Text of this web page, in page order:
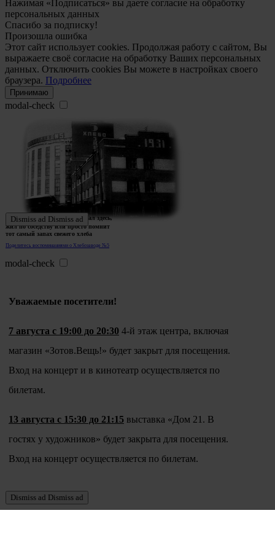
Нажимая «Подписаться» вы даете согласие на обработку
персональных данных
Спасибо за подписку!
Произошла ошибка
Этот сайт использует cookies. Продолжая работу с сайтом, Вы
выражаете своё согласие на обработку Ваших персональных
данных. Отключить cookies Вы можете в настройках своего
браузера. Подробнее
Принимаю
modal-check
Поделитесь воспоминаниями о Хлебозаводе №5
Ждем истории тех, кто работал здесь,
жил по соседству или просто помнит
тот самый запах свежего хлеба
Dismiss ad Dismiss ad
modal-check
Уважаемые посетители!
7 августа с 19:00 до 20:30 4-й этаж центра, включая
магазин «Зотов.Вещь!» будет закрыт для посещения.
Вход на концерт и в кинотеатр осуществляется по
билетам.
13 августа с 15:30 до 21:15 выставка «Дом 21. В
гостях у художников» будет закрыта для посещения.
Вход на концерт осуществляется по билетам.
Dismiss ad Dismiss ad